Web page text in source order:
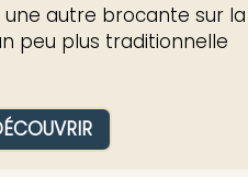
une autre brocante sur la
peu plus traditionnelle